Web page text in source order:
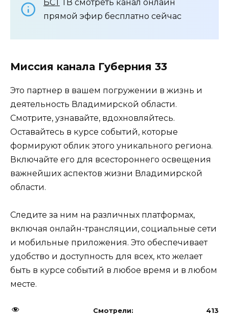
БСТ
ТВ смотреть канал онлайн
прямой эфир бесплатно сейчас
Миссия канала Губерния 33
Это партнер в вашем погружении в жизнь и
деятельность Владимирской области.
Смотрите, узнавайте, вдохновляйтесь.
Оставайтесь в курсе событий, которые
формируют облик этого уникального региона.
Включайте его для всестороннего освещения
важнейших аспектов жизни Владимирской
области.
Следите за ним на различных платформах,
включая онлайн-трансляции, социальные сети
и мобильные приложения. Это обеспечивает
удобство и доступность для всех, кто желает
быть в курсе событий в любое время и в любом
месте.
Смотрели: 413